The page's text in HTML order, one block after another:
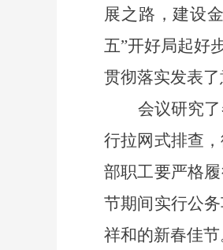
展之路，建设
五”开好局起好
贯彻落实发表了
会议研究
行拉网式排查
部职工要严格
节期间实行公
祥和的新春佳节